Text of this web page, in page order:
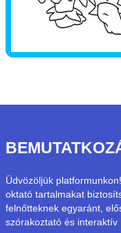
Üdvözöljük
oktató tartalmakat
felnőtteknek egyaránt,
szórakoztató és interaktív